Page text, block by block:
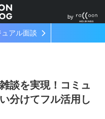
by
ュアル面談
談を実現！コミュ
分けてフル活用し